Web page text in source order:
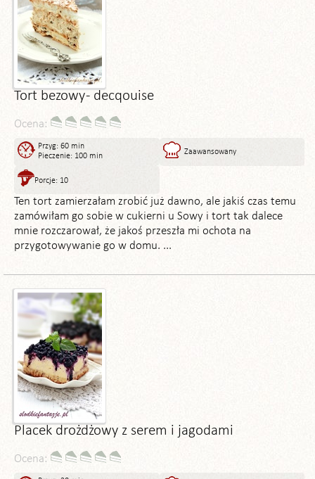
Tort bezowy - decqouise
Ocena:
Przyg: 60 min
Pieczenie: 100 min
Zaawansowany
Porcje: 10
Ten tort zamierzałam zrobić już dawno, ale jakiś czas temu
zamówiłam go sobie w cukierni u Sowy i tort tak dalece
mnie rozczarował, że jakoś przeszła mi ochota na
przygotowywanie go w domu. ...
Placek drożdżowy z serem i jagodami
Ocena: